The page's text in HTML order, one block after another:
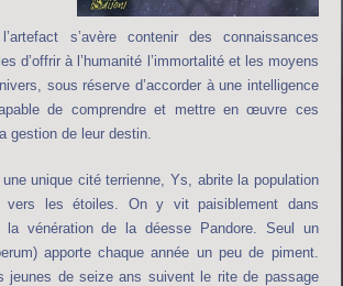
s’avère contenir des connaissances
d’offrir à l’humanité l’immortalité et les moyens
sous réserve d’accorder à une intelligence
de comprendre et mettre en œuvre ces
gestion de leur destin.
unique cité terrienne, Ys, abrite la population
vers les étoiles. On y vit paisiblement dans
la vénération de la déesse Pandore. Seul un
apporte chaque année un peu de piment.
jeunes de seize ans suivent le rite de passage